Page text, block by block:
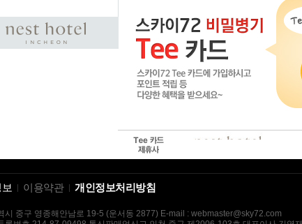
이용약관 개인정보처리방침
시 중구 영종해안남로 19-5 (운서동 2877) E-mail : webmaster@sky72.com